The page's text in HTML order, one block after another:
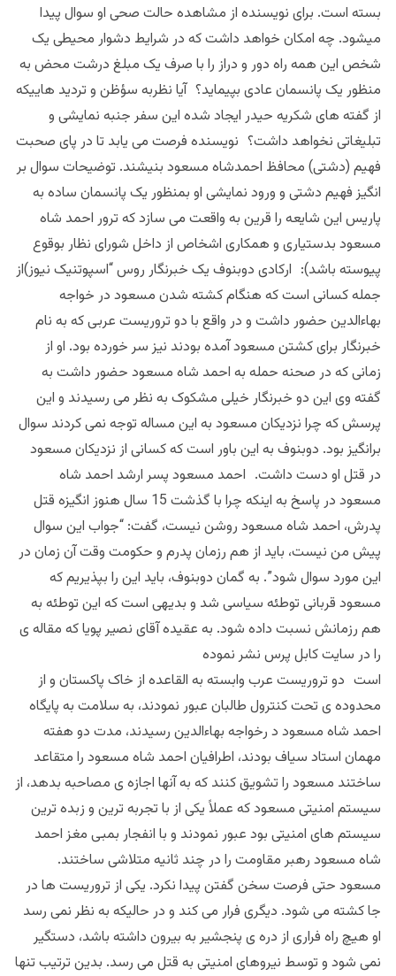
بسته است. برای نویسنده از مشاهده حالت صحی او سوال پیدا
میشود. چه امکان خواهد داشت که در شرایط دشوار محیطی یک
شخص این همه راه دور و دراز را با صرف یک مبلغ درشت محض به
منظور یک پانسمان عادی بپیماید؟ آیا نظربه سؤظن و تردید هاییکه
از گفته های شکریه حیدر ایجاد شده این سفر جنبه نمایشی و
تبلیغاتی نخواهد داشت؟ نویسنده فرصت می یابد تا در پای صحبت
فهیم (دشتی) محافظ احمدشاه مسعود بنیشند. توضیحات سوال بر
انگیز فهیم دشتی و ورود نمایشی او بمنظور یک پانسمان ساده به
پاریس این شایعه را قرین به واقعت می سازد که ترور احمد شاه
مسعود بدستیاری و همکاری اشخاص از داخل شورای نظار بوقوع
پیوسته باشد): ارکادی دوبنوف یک خبرنگار روس “اسپوتنیک نیوز)از
جمله کسانی است که هنگام کشته شدن مسعود در خواجه
بهاءالدین حضور داشت و در واقع با دو تروریست عربی که به نام
خبرنگار برای کشتن مسعود آمده بودند نیز سر خورده بود. او از
زمانی که در صحنه حمله به احمد شاه مسعود حضور داشت به
گفته وی این دو خبرنگار خیلی مشکوک به نظر می رسیدند و این
پرسش که چرا نزدیکان مسعود به این مساله توجه نمی کردند سوال
برانگیز بود. دوبنوف به این باور است که کسانی از نزدیکان مسعود
در قتل او دست داشت. احمد مسعود پسر ارشد احمد شاه
مسعود در پاسخ به اینکه چرا با گذشت 15 سال هنوز انگیزه قتل
پدرش، احمد شاه مسعود روشن نیست، گفت: “جواب این سوال
پیش من نیست، باید از هم رزمان پدرم و حکومت وقت آن زمان در
این مورد سوال شود”. به گمان دوبنوف، باید این را بپذیریم که
مسعود قربانی توطئه سیاسی شد و بدیهی است که این توطئه به
هم رزمانش نسبت داده شود. به عقیده آقای نصیر پویا که مقاله ی
را در سایت کابل پرس نشر نموده
است دو تروریست عرب وابسته به القاعده از خاک پاکستان و از
محدوده ی تحت کنترول طالبان عبور نمودند، به سلامت به پایگاه
احمد شاه مسعود د رخواجه بهاءالدین رسیدند، مدت دو هفته
مهمان استاد سیاف بودند، اطرافیان احمد شاه مسعود را متقاعد
ساختند مسعود را تشویق کنند که به آنها اجازه ی مصاحبه بدهد، از
سیستم امنیتی مسعود که عملاً یکی از با تجربه ترین و زبده ترین
سیستم های امنیتی بود عبور نمودند و با انفجار بمبی مغز احمد
شاه مسعود رهبر مقاومت را در چند ثانیه متلاشی ساختند.
مسعود حتی فرصت سخن گفتن پیدا نکرد. یکی از تروریست ها در
جا کشته می شود. دیگری فرار می کند و در حالیکه به نظر نمی رسد
او هیچ راه فراری از دره ی پنجشیر به بیرون داشته باشد، دستگیر
نمی شود و توسط نیروهای امنیتی به قتل می رسد. بدین ترتیب تنها